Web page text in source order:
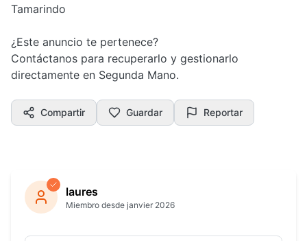
Tamarindo
¿Este anuncio te pertenece?
Contáctanos para recuperarlo y gestionarlo
directamente en Segunda Mano.
Compartir Guardar Reportar
laures
Miembro desde janvier 2026